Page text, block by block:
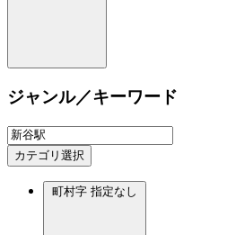
ジャンル／キーワード
カテゴリ選択
町村字 指定なし